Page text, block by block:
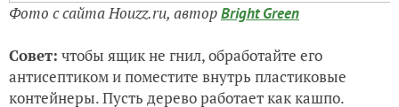
Фото с сайта Houzz.ru, авторBright Green
Совет: чтобы ящик не гнил, обработайте его
антисептиком и поместите внутрь пластиковые
контейнеры. Пусть дерево работает как кашпо.